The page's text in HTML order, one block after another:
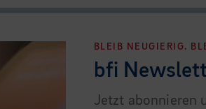
BLEIB NEUGIERIG.
bfi
Jetzt abonnieren